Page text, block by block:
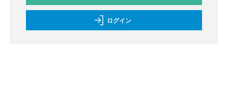
ログイン